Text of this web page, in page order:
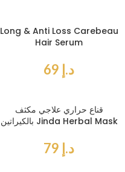
Long & Anti Loss Carebeau
Hair Serum
د.إ
قناع حراري علاجي مكثف
بالكيراتين Jinda Herbal Mask
د.إ